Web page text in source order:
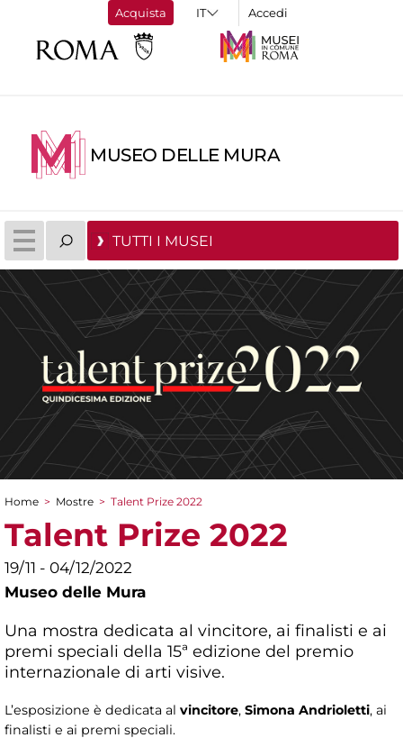
Acquista Accedi
MUSEO DELLE MURA
TUTTI I MUSEI
Tu sei qui
Home > Mostre > Talent Prize 2022
Talent Prize 2022
19/11 - 04/12/2022
Museo delle Mura
Una mostra dedicata al vincitore, ai finalisti e ai
premi speciali della 15ª edizione del premio
internazionale di arti visive.
L’esposizione è dedicata al vincitore, Simona Andrioletti, ai
finalisti e ai premi speciali.